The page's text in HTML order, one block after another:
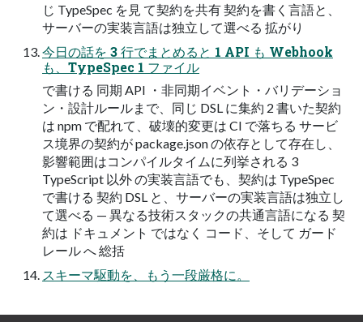
じ TypeSpec を見 て契約を共有 契約を書く言語と、
サーバーの実装言語は独立して選べる 拡がり
今日の話を 3 行でまとめると 1 API も Webhook
も、TypeSpec 1 ファイル
で書ける 同期 API ・非同期イベント・バリデーショ
ン・設計ルールまで、同じ DSL に集約 2 書いた契約
は npm で配れて、破壊的変更は CI で落ちる サービ
ス境界の契約が package.json の依存として存在し、
影響範囲はコンパイルタイムに列挙される 3
TypeScript 以外 の実装言語でも、契約は TypeSpec
で書ける 契約 DSL と、サーバーの実装言語は独立し
て選べる — 異なる技術スタックの共通言語になる 契
約は ドキュメント ではなく コード、そして ガード
レール へ 総括
スキーマ駆動を、もう一段厳格に。